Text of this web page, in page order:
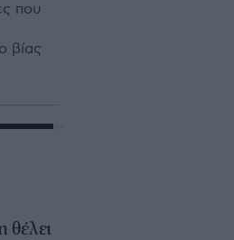
που
βίας
θέλει